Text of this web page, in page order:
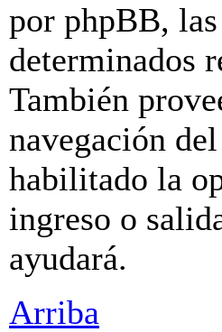
por phpBB,
determinados
También
navegación
habilitado la
ingreso o
ayudará.
Arriba